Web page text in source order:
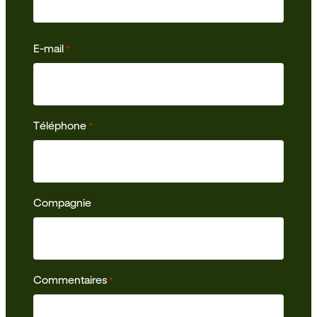
E-mail *
Téléphone *
Compagnie
Commentaires *